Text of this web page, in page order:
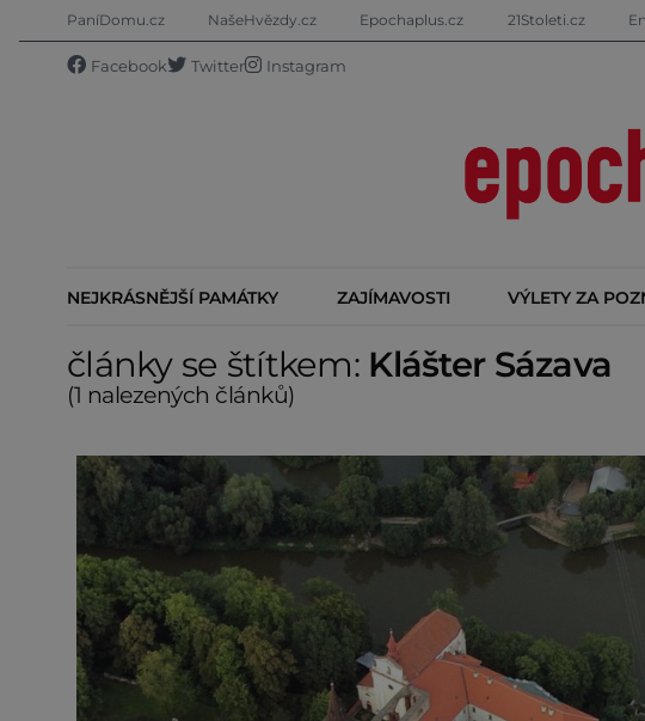
PaníDomu.cz NašeHvězdy.cz Epochaplus.cz 21Stoleti.cz
Facebook Twitter Instagram
NEJKRÁSNĚJŠÍ PAMÁTKY ZAJÍMAVOSTI VÝLETY ZA
články se štítkem: Klášter Sázava
(1 nalezených článků)